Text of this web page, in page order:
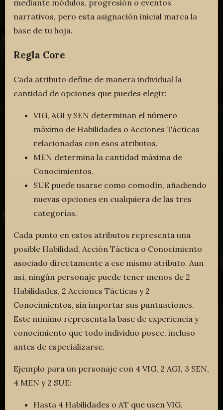
mediante módulos, progresión o eventos
narrativos, pero esta asignación inicial marca la
base de tu hoja.
Regla Core
Cada atributo define de manera individual la
cantidad de opciones que puedes elegir:
VIG, AGI y SEN determinan el número
máximo de Habilidades o Acciones Tácticas
relacionadas con esos atributos.
MEN determina la cantidad máxima de
Conocimientos.
SUE puede usarse como comodín, añadiendo
nuevas opciones en cualquiera de las tres
categorías.
Cada punto en estos atributos representa una
posible Habilidad, Acción Táctica o Conocimiento
asociado directamente a ese mismo atributo. Aun
así, ningún personaje puede tener menos de 2
Habilidades, 2 Acciones Tácticas y 2
Conocimientos, sin importar sus puntuaciones.
Este mínimo representa la base de experiencia y
conocimiento que todo individuo posee, incluso
antes de especializarse.
Ejemplo para un personaje con 4 VIG, 2 AGI, 3 SEN,
4 MEN y 2 SUE:
Hasta 4 Habilidades o AT que usen VIG.